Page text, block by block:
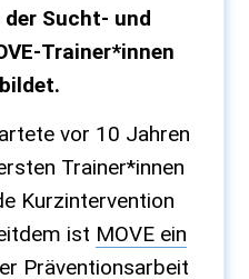
Sucht- und
Trainer*innen
vor 10 Jahren
Trainer*innen
Kurzintervention
ist MOVE ein
Präventionsarbeit